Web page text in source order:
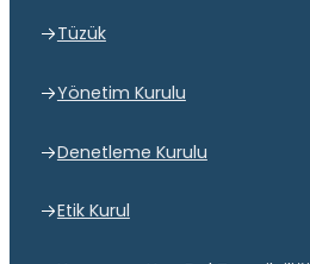
Tüzük
Yönetim Kurulu
Denetleme Kurulu
Etik Kurul